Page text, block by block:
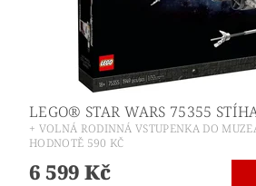
LEGO® STAR WARS 75355
+ VOLNÁ RODINNÁ VSTUPENKA DO
HODNOTĚ 590 KČ
6 599 Kč